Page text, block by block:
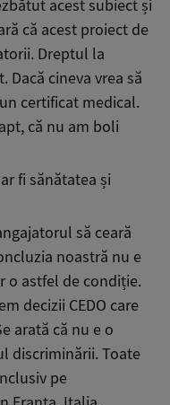
acest subiect și
că acest proiect de
Dreptul la
cineva vrea să
certificat medical.
că nu am boli
fi sănătatea și
să ceară
noastră nu e
o astfel de condiție.
decizii CEDO care
arată că nu e o
discriminării. Toate
pe